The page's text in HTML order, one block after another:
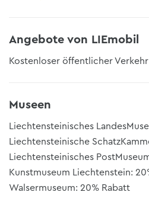
Angebote von LIEmobil
Kostenloser öffentlicher Verkehr
Museen
Liechtensteinisches
Liechtensteinische
Liechtensteinisches
Kunstmuseum Liechtenstein:
Walsermuseum: 20% Rabatt